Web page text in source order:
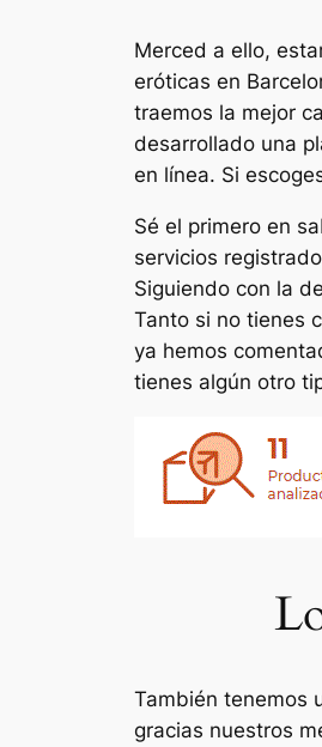
Merced a ello,
eróticas en
traemos la mejor
desarrollado una
en línea. Si
Sé el primero en
servicios
Siguiendo con la
Tanto si no tienes
ya hemos
tienes algún otro
También tenemos
gracias nuestros